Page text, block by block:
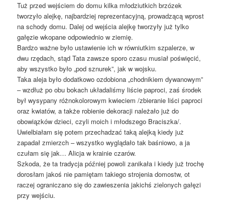
Tuż przed wejściem do domu kilka młodziutkich brzózek
tworzyło alejkę, najbardziej reprezentacyjną, prowadzącą wprost
na schody domu. Dalej od wejścia alejkę tworzyły już tylko
gałęzie wkopane odpowiednio w ziemię.
Bardzo ważne było ustawienie ich w równiutkim szpalerze, w
dwu rzędach, stąd Tata zawsze sporo czasu musiał poświęcić,
aby wszystko było „pod sznurek”, jak w wojsku.
Taka aleja było dodatkowo ozdobiona „chodnikiem dywanowym”
– wzdłuż po obu bokach układaliśmy liście paproci, zaś środek
był wysypany różnokolorowym kwieciem /zbieranie liści paproci
oraz kwiatów, a także robienie dekoracji należało już do
obowiązków dzieci, czyli moich i młodszego Braciszka/.
Uwielbiałam się potem przechadzać taką alejką kiedy już
zapadał zmierzch – wszystko wyglądało tak baśniowo, a ja
czułam się jak… Alicja w krainie czarów.
Szkoda, że ta tradycja później powoli zanikała i kiedy już trochę
dorosłam jakoś nie pamiętam takiego strojenia domostw, ot
raczej ograniczano się do zawieszenia jakichś zielonych gałęzi
przy wejściu.